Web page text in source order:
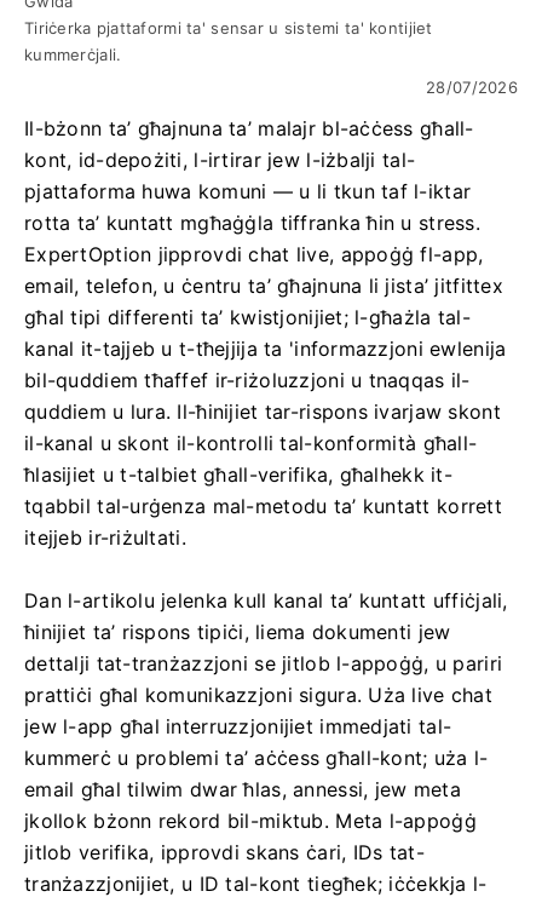
Tiriċerka pjattaformi ta' sensar u sistemi ta' kontijiet
kummerċjali.
28/07/2026
Il-bżonn ta’ għajnuna ta’ malajr bl-aċċess għall-
kont, id-depożiti, l-irtirar jew l-iżbalji tal-
pjattaforma huwa komuni — u li tkun taf l-iktar
rotta ta’ kuntatt mgħaġġla tiffranka ħin u stress.
ExpertOption jipprovdi chat live, appoġġ fl-app,
email, telefon, u ċentru ta’ għajnuna li jista’ jitfittex
għal tipi differenti ta’ kwistjonijiet; l-għażla tal-
kanal it-tajjeb u t-tħejjija ta 'informazzjoni ewlenija
bil-quddiem tħaffef ir-riżoluzzjoni u tnaqqas il-
quddiem u lura. Il-ħinijiet tar-rispons ivarjaw skont
il-kanal u skont il-kontrolli tal-konformità għall-
ħlasijiet u t-talbiet għall-verifika, għalhekk it-
tqabbil tal-urġenza mal-metodu ta’ kuntatt korrett
itejjeb ir-riżultati.
Dan l-artikolu jelenka kull kanal ta’ kuntatt uffiċjali,
ħinijiet ta’ rispons tipiċi, liema dokumenti jew
dettalji tat-tranżazzjoni se jitlob l-appoġġ, u pariri
prattiċi għal komunikazzjoni sigura. Uża live chat
jew l-app għal interruzzjonijiet immedjati tal-
kummerċ u problemi ta’ aċċess għall-kont; uża l-
email għal tilwim dwar ħlas, annessi, jew meta
jkollok bżonn rekord bil-miktub. Meta l-appoġġ
jitlob verifika, ipprovdi skans ċari, IDs tat-
tranżazzjonijiet, u ID tal-kont tiegħek; iċċekkja l-